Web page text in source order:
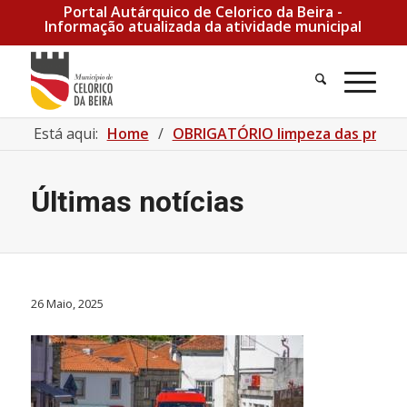
Portal Autárquico de Celorico da Beira -
Informação atualizada da atividade municipal
Pesquisa
Está aqui: Home / OBRIGATÓRIO limpeza das
Últimas notícias
26 Maio, 2025